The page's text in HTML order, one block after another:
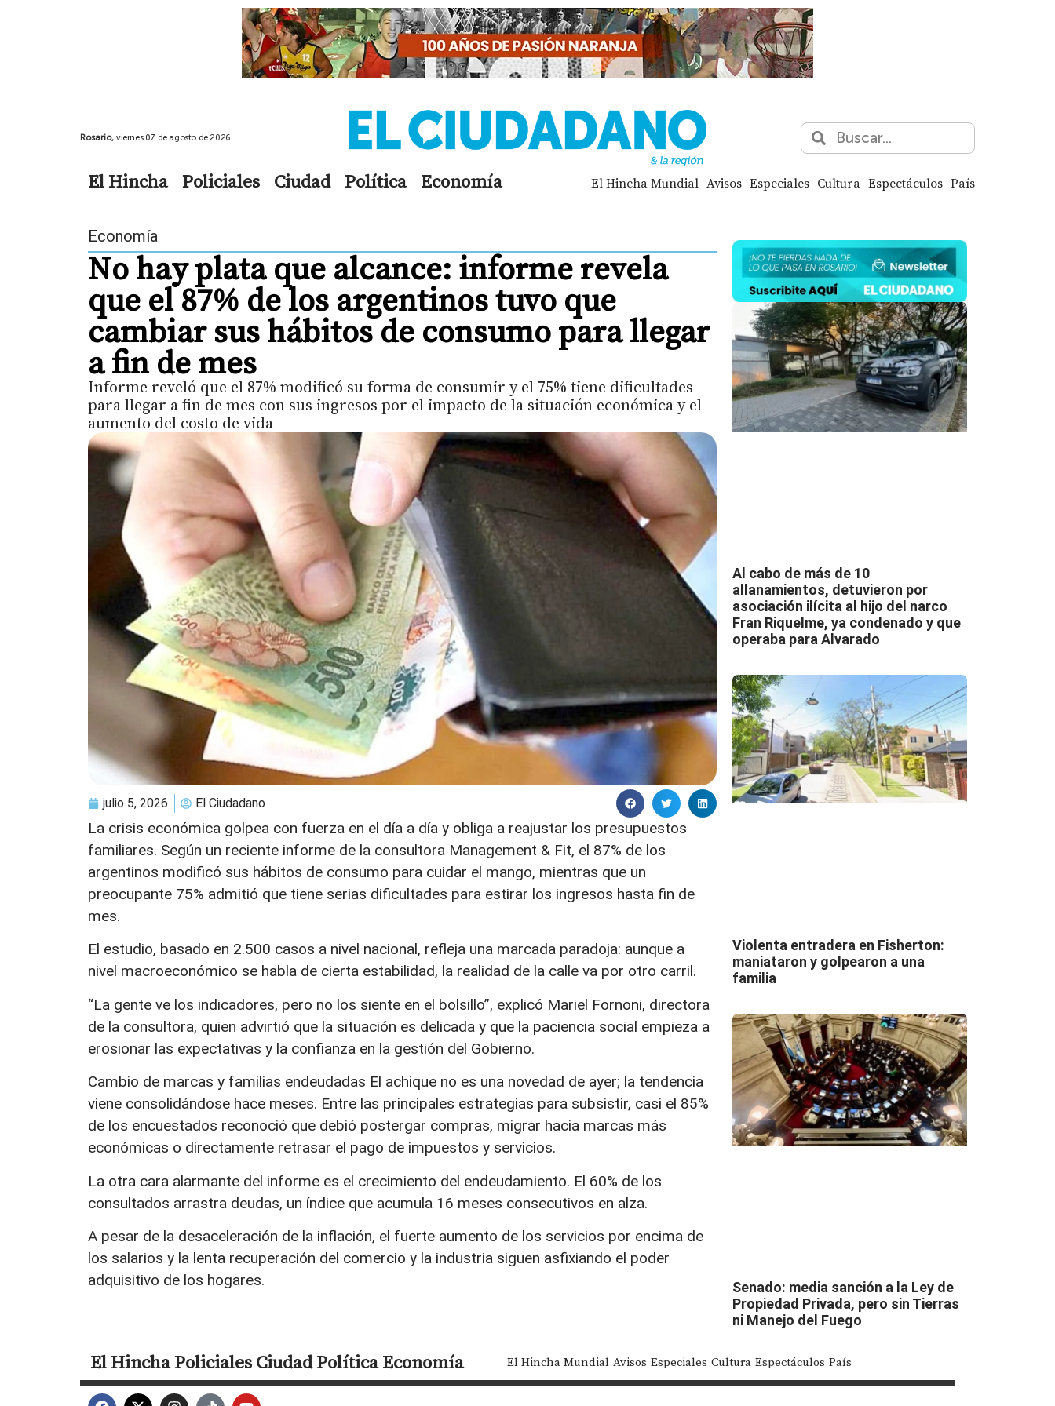
Rosario, viernes 07 de agosto de 2026
El Hincha Policiales Ciudad Política Economía El Hincha Mundial Avisos Especiales Cultura Espectáculos País
Economía
No hay plata que alcance: informe revela
que el 87% de los argentinos tuvo que
cambiar sus hábitos de consumo para llegar
a fin de mes
Informe reveló que el 87% modificó su forma de consumir y el 75% tiene dificultades
para llegar a fin de mes con sus ingresos por el impacto de la situación económica y el
aumento del costo de vida
julio 5, 2026 El Ciudadano
La crisis económica golpea con fuerza en el día a día y obliga a reajustar los presupuestos
familiares. Según un reciente informe de la consultora Management & Fit, el 87% de los
argentinos modificó sus hábitos de consumo para cuidar el mango, mientras que un
preocupante 75% admitió que tiene serias dificultades para estirar los ingresos hasta fin de
mes.
El estudio, basado en 2.500 casos a nivel nacional, refleja una marcada paradoja: aunque a
nivel macroeconómico se habla de cierta estabilidad, la realidad de la calle va por otro carril.
“La gente ve los indicadores, pero no los siente en el bolsillo”, explicó Mariel Fornoni, directora
de la consultora, quien advirtió que la situación es delicada y que la paciencia social empieza a
erosionar las expectativas y la confianza en la gestión del Gobierno.
Cambio de marcas y familias endeudadas El achique no es una novedad de ayer; la tendencia
viene consolidándose hace meses. Entre las principales estrategias para subsistir, casi el 85%
de los encuestados reconoció que debió postergar compras, migrar hacia marcas más
económicas o directamente retrasar el pago de impuestos y servicios.
La otra cara alarmante del informe es el crecimiento del endeudamiento. El 60% de los
consultados arrastra deudas, un índice que acumula 16 meses consecutivos en alza.
A pesar de la desaceleración de la inflación, el fuerte aumento de los servicios por encima de
los salarios y la lenta recuperación del comercio y la industria siguen asfixiando el poder
adquisitivo de los hogares.
Al cabo de más de 10
allanamientos, detuvieron por
asociación ilícita al hijo del narco
Fran Riquelme, ya condenado y que
operaba para Alvarado
Violenta entradera en Fisherton:
maniataron y golpearon a una
familia
Senado: media sanción a la Ley de
Propiedad Privada, pero sin Tierras
ni Manejo del Fuego
El HinchaPolicialesCiudadPolíticaEconomía El Hincha Mundial Avisos Especiales Cultura Espectáculos País